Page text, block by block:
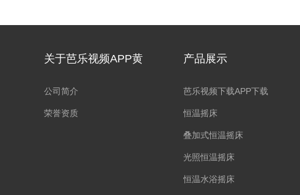
关于芭乐视频APP黄
公司简介
荣誉资质
产品展示
芭乐视频下载APP下载
恒温摇床
叠加式恒温摇床
光照恒温摇床
恒温水浴摇床